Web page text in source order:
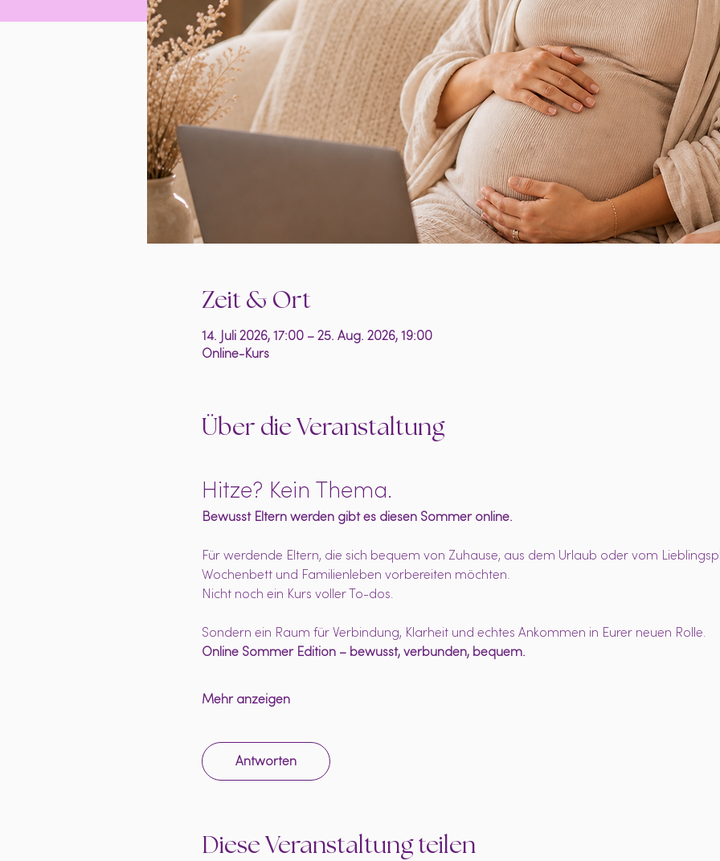
Zeit & Ort
14. Juli 2026, 17:00 – 25. Aug. 2026, 19:00
Online-Kurs
Über die Veranstaltung
Hitze? Kein Thema.
Bewusst Eltern werden gibt es diesen Sommer online.
Für werdende Eltern, die sich bequem von Zuhause, aus dem Urlaub oder vom
Wochenbett und Familienleben vorbereiten möchten.
Nicht noch ein Kurs voller To-dos.
Sondern ein Raum für Verbindung, Klarheit und echtes Ankommen in Eurer neuen Rolle.
Online Sommer Edition – bewusst, verbunden, bequem.
Mehr anzeigen
Antworten
Diese Veranstaltung teilen